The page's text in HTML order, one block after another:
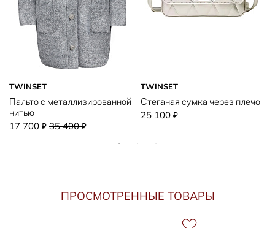
TWINSET
Пальто с металлизированной
нитью
17 700 ₽ 35 400₽
TWINSET
Стеганая сумка через плечо
25 100 ₽
ПРОСМОТРЕННЫЕ ТОВАРЫ